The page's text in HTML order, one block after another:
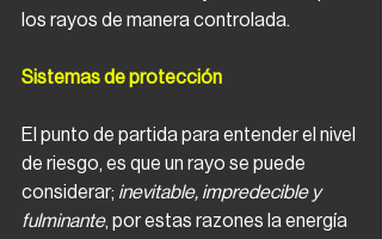
los rayos de manera controlada.
Sistemas de protección
El punto de partida para entender el nivel
de riesgo, es que un rayo se puede
considerar; inevitable, impredecible y
fulminante, por estas razones la energía